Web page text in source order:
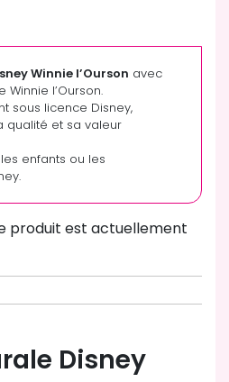
Winnie l’Ourson avec
l’Ourson.
sous licence Disney,
qualité et sa valeur
enfants ou les
produit est actuellement
Disney